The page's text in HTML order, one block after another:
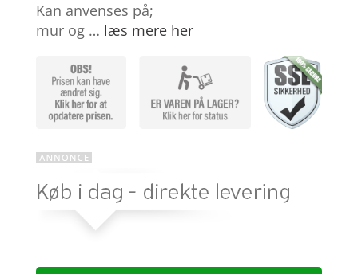
Kan anvenses på;
mur og … læs mere her